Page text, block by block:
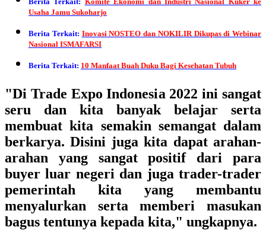
Usaha Jamu Sukoharjo
Berita Terkait: Inovasi NOSTEO dan NOKILIR Dikupas di Webinar
Nasional ISMAFARSI
Berita Terkait: 10 Manfaat Buah Duku Bagi Kesehatan Tubuh
"Di Trade Expo Indonesia 2022 ini sangat
seru dan kita banyak belajar serta
membuat kita semakin semangat dalam
berkarya. Disini juga kita dapat arahan-
arahan yang sangat positif dari para
buyer luar negeri dan juga trader-trader
pemerintah kita yang membantu
menyalurkan serta memberi masukan
bagus tentunya kepada kita," ungkapnya.